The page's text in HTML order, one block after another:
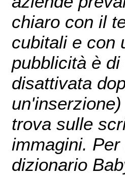
chiaro con il
cubitali e con
pubblicità è
disattivata
trova sulle
immagini.
dizionario